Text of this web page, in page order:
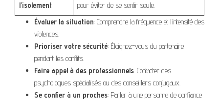
l’isolement
pour éviter de se sentir seule.
Évaluer la situation: Comprendre la fréquence et l’intensité des
violences.
Prioriser votre sécurité: Éloignez-vous du partenaire
pendant les conflits.
Faire appel à des professionnels: Contacter des
psychologues spécialisés ou des conseillers conjugaux.
Se confier à un proches: Parler à une personne de confiance